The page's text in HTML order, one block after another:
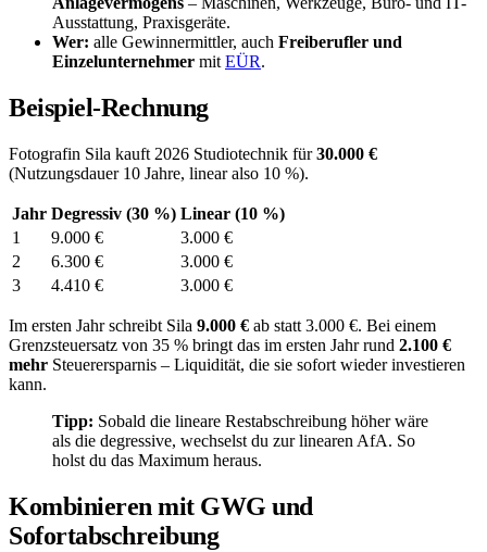
Ausstattung, Praxisgeräte.
Wer: alle Gewinnermittler, auch Freiberufler und
Einzelunternehmer mitEÜR.
Beispiel-Rechnung
Fotografin Sila kauft 2026 Studiotechnik für30.000 €
(Nutzungsdauer 10 Jahre, linear also 10 %).
Jahr Degressiv (30 %) Linear (10 %)
1
9.000 €
3.000 €
2
6.300 €
3.000 €
3
4.410 € 3.000 €
Im ersten Jahr schreibt Sila 9.000 € ab statt 3.000 €. Bei einem
Grenzsteuersatz von 35 % bringt das im ersten Jahr rund 2.100 €
mehr Steuerersparnis – Liquidität, die sie sofort wieder investieren
kann.
Tipp: Sobald die lineare Restabschreibung höher wäre
als die degressive, wechselst du zur linearen AfA. So
holst du das Maximum heraus.
Kombinieren mit GWG und
Sofortabschreibung